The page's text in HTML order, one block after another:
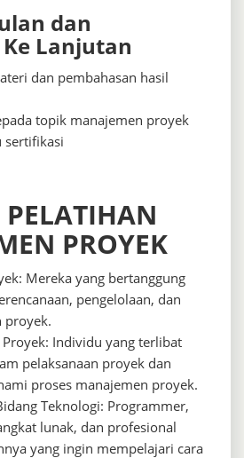
dan
Lanjutan
dan pembahasan hasil
topik manajemen proyek
sertifikasi
PELATIHAN
PROYEK
Mereka yang bertanggung
pengelolaan, dan
proyek.
Individu yang terlibat
pelaksanaan proyek dan
proses manajemen proyek.
Teknologi: Programmer,
lunak, dan profesional
yang ingin mempelajari cara